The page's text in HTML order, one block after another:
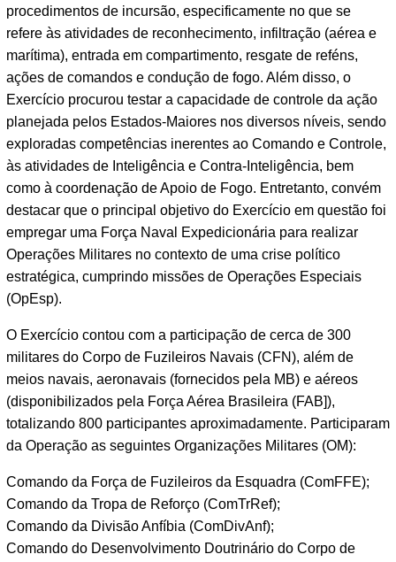
procedimentos de incursão, especificamente no que se
refere às atividades de reconhecimento, infiltração (aérea e
marítima), entrada em compartimento, resgate de reféns,
ações de comandos e condução de fogo. Além disso, o
Exercício procurou testar a capacidade de controle da ação
planejada pelos Estados-Maiores nos diversos níveis, sendo
exploradas competências inerentes ao Comando e Controle,
às atividades de Inteligência e Contra-Inteligência, bem
como à coordenação de Apoio de Fogo. Entretanto, convém
destacar que o principal objetivo do Exercício em questão foi
empregar uma Força Naval Expedicionária para realizar
Operações Militares no contexto de uma crise político
estratégica, cumprindo missões de Operações Especiais
(OpEsp).
O Exercício contou com a participação de cerca de 300
militares do Corpo de Fuzileiros Navais (CFN), além de
meios navais, aeronavais (fornecidos pela MB) e aéreos
(disponibilizados pela Força Aérea Brasileira (FAB]),
totalizando 800 participantes aproximadamente. Participaram
da Operação as seguintes Organizações Militares (OM):
Comando da Força de Fuzileiros da Esquadra (ComFFE);
Comando da Tropa de Reforço (ComTrRef);
Comando da Divisão Anfíbia (ComDivAnf);
Comando do Desenvolvimento Doutrinário do Corpo de